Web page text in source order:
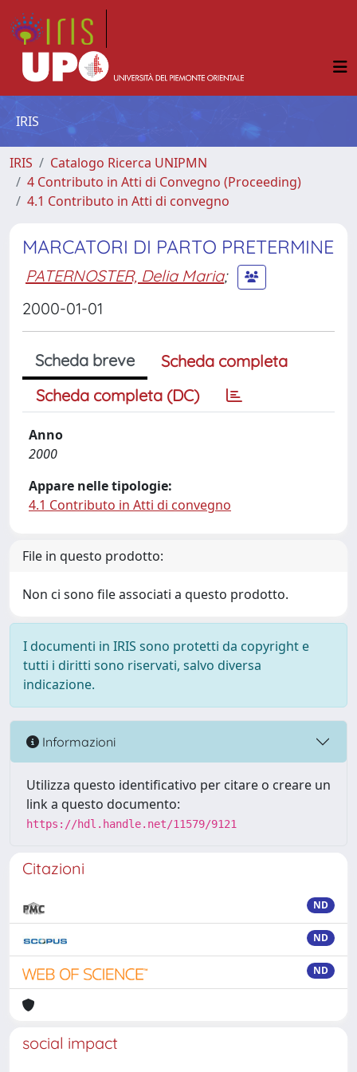
IRIS
IRIS
Catalogo Ricerca UNIPMN
4 Contributo in Atti di Convegno (Proceeding)
4.1 Contributo in Atti di convegno
MARCATORI DI PARTO PRETERMINE
PATERNOSTER, Delia Maria;
2000-01-01
Scheda breve
Scheda completa
Scheda completa (DC)
Anno
2000
Appare nelle tipologie:
4.1 Contributo in Atti di convegno
File in questo prodotto:
Non ci sono file associati a questo prodotto.
I documenti in IRIS sono protetti da copyright e
tutti i diritti sono riservati, salvo diversa
indicazione.
Informazioni
Utilizza questo identificativo per citare o creare un
link a questo documento:
https://hdl.handle.net/11579/9121
Citazioni
ND
ND
ND
social impact